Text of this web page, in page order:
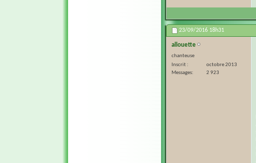
23/09/2016 18h31
allouette
chanteuse
Inscrit
octobre 2013
Messages
2 923